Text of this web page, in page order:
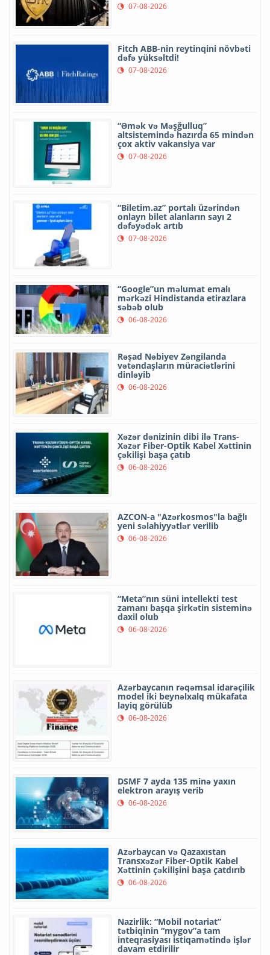
07-08-2026
Fitch ABB-nin reytinqini növbəti
dəfə yüksəltdi!
07-08-2026
“Əmək və Məşğulluq”
altsistemində hazırda 65 mindən
çox aktiv vakansiya var
07-08-2026
“Biletim.az” portalı üzərindən
onlayn bilet alanların sayı 2
dəfəyədək artıb
07-08-2026
“Google”un məlumat emalı
mərkəzi Hindistanda etirazlara
səbəb olub
06-08-2026
Rəşad Nəbiyev Zəngilanda
vətəndaşların müraciətlərini
dinləyib
06-08-2026
Xəzər dənizinin dibi ilə Trans-
Xəzər Fiber-Optik Kabel Xəttinin
çəkilişi başa çatıb
06-08-2026
AZCON-a "Azərkosmos"la bağlı
yeni səlahiyyətlər verilib
06-08-2026
“Meta”nın süni intellekti test
zamanı başqa şirkətin sisteminə
daxil olub
06-08-2026
Azərbaycanın rəqəmsal idarəçilik
model iki beynəlxalq mükafata
layiq görülüb
06-08-2026
DSMF 7 ayda 135 minə yaxın
elektron arayış verib
06-08-2026
Azərbaycan və Qazaxıstan
Transxəzər Fiber-Optik Kabel
Xəttinin çəkilişini başa çatdırıb
06-08-2026
Nazirlik: “Mobil notariat”
tətbiqinin “mygov”a tam
inteqrasiyası istiqamətində işlər
davam etdirilir